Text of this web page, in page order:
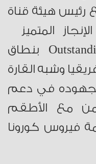
رئيس هيئة قناة
المتميز
Outstanding achievement award بنطاق
وشبه القارة
خلال عام ٢٠٢٠، لجهوده في دعم
مع الأطقم
فيروس كورونا